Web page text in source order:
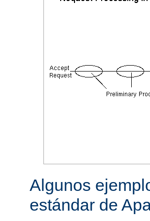
Algunos
estándar de